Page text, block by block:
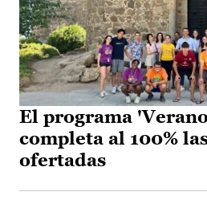
El programa
completa al 100%
ofertadas